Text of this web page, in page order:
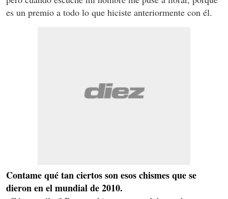
es un premio a todo lo que hiciste anteriormente con él.
Contame qué tan ciertos son esos chismes que se
dieron en el mundial de 2010.